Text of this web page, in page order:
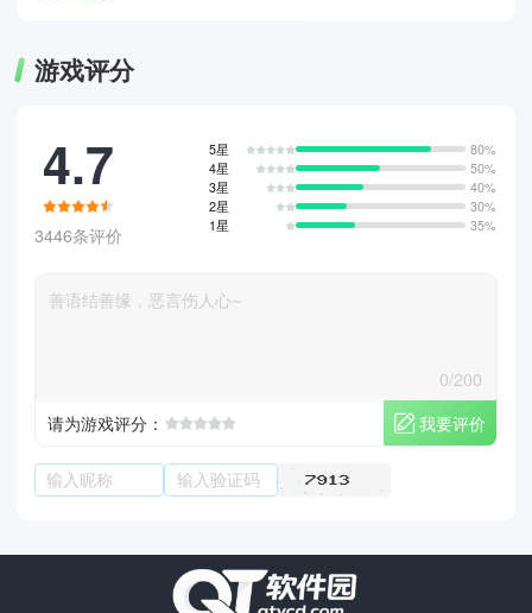
游戏评分
4.7
3446条评价
5星
80%
4星
50%
3星
40%
2星
30%
1星
35%
0/200
请为游戏评分：
我要评价